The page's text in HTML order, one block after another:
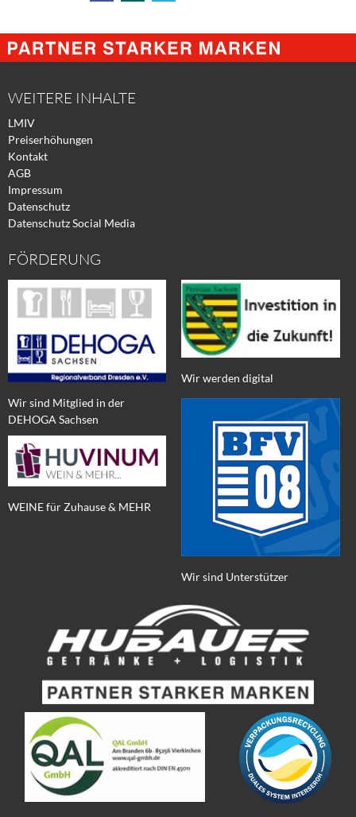
@
Facebook
@
Xing
@
Twitter
WEITERE INHALTE
LMIV
Preiserhöhungen
Kontakt
AGB
Impressum
Datenschutz
Datenschutz Social Media
FÖRDERUNG
Wir sind Mitglied in der
DEHOGA Sachsen
WEINE für Zuhause & MEHR
Wir werden digital
Wir sind Unterstützer